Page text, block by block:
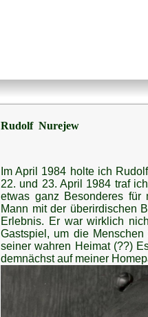
Rudolf Nurejew
Im April 1984 holte ich
22. und 23. April 1984 traf
etwas ganz Besonderes für
Mann mit der überirdischen
Erlebnis. Er war wirklich
Gastspiel, um die
seiner wahren Heimat (??)
demnächst auf meiner